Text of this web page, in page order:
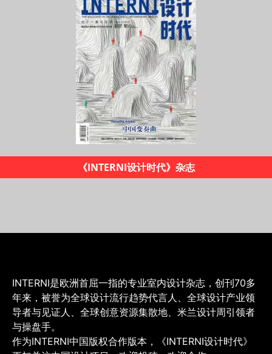
2019米兰设计地图
INTERNI是欧洲首屈一指的专业室内设计杂志，创刊70多
年来，被誉为全球设计流行趋势代言人、全球设计产业领
导者与见证人、全球创意资源集散地、米兰设计周引领者
与操盘手。
作为INTERNI中国版权合作版本，《INTERNI设计时代》